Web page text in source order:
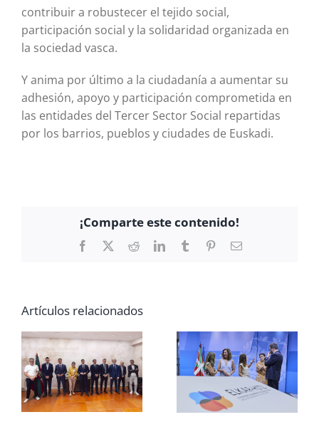
contribuir a robustecer el tejido social,
participación social y la solidaridad organizada en
la sociedad vasca.
Y anima por último a la ciudadanía a aumentar su
adhesión, apoyo y participación comprometida en
las entidades del Tercer Sector Social repartidas
por los barrios, pueblos y ciudades de Euskadi.
¡Comparte este contenido!
Facebook RedditLinkedInTumblr PinterestCorreo
Artículos relacionados